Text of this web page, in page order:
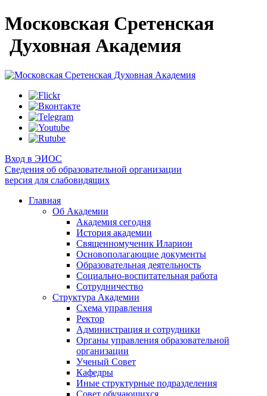
Московская Сретенская
Духовная Академия
Вход в ЭИОС
Сведения об образовательной организации
версия для слабовидящих
Главная
Об Академии
Академия сегодня
История академии
Священномученик Иларион
Основополагающие документы
Образовательная деятельность
Социально-воспитательная работа
Сотрудничество
Структура Академии
Схема управления
Ректор
Администрация и сотрудники
Органы управления образовательной
организации
Ученый Совет
Кафедры
Иные структурные подразделения
Совет обучающихся